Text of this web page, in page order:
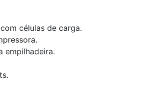
células de carga.
empilhadeira.